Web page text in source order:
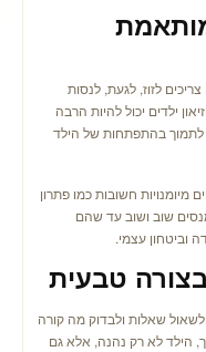
לזוז, לגעת, לנסות
ילדים יכול להיות הרבה
לתמוך בהתפתחות של הילד
מיומנויות חשובות כמו פתרון
שוב ושוב עד שהם
עצמי.
טבעית
שאלות ולבדוק מה קורה
הילד לא רק נהנה, אלא גם